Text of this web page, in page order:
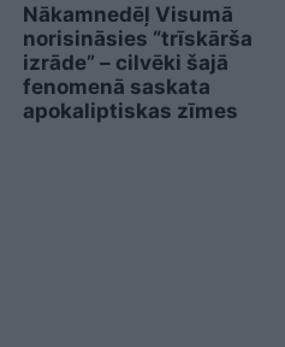
Nākamnedēļ Visumā
norisināsies “trīskārša
izrāde” – cilvēki šajā
fenomenā saskata
apokaliptiskas zīmes